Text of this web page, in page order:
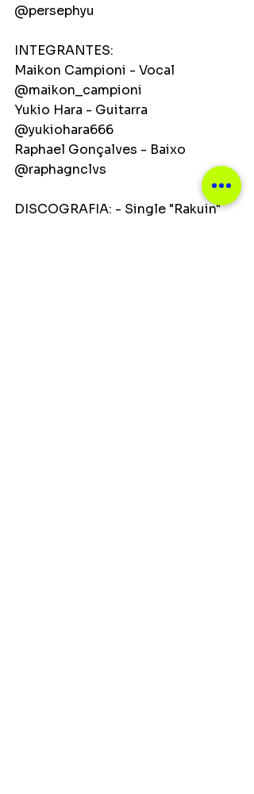
@persephyu
INTEGRANTES:
Maikon Campioni - Vocal
@maikon_campioni
Yukio Hara - Guitarra
@yukiohara666
Raphael Gonçalves - Baixo
@raphagnclvs
DISCOGRAFIA: - Single "Rakuin"